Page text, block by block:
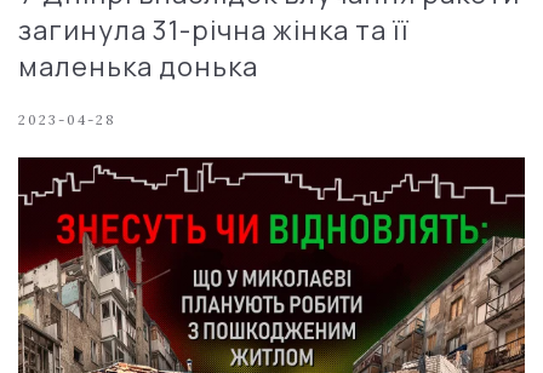
загинула 31-річна жінка та її
маленька донька
2023-04-28